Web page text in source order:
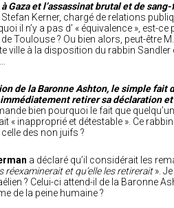
Gaza et l’assassinat brutal et de
Kerner, chargé de relations
il n’y a pas d’ « équivalence », est-ce
Toulouse ? Ou bien alors, peut-être
ville à la disposition du rabbin Sandler
de la Baronne Ashton, le simple fait
retirer sa déclaration
bien pourquoi le fait que
inapproprié et détestable ». Ce
des non juifs ?
a déclaré qu’il considérait les
réexaminerait et qu’elle les retirerait».
? Celui-ci attend-il de la Baronne
de la peine humaine ?